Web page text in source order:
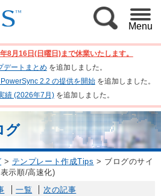
Menu
8月16日(日曜日)まで休業いたします。
デートまとめ を追加しました。
2.2 の提供を開始を追加しました。
績 (2026年7月)を追加しました。
グ
> テンプレート作成Tips > ブログのサイ
示順/高速化)
一覧 次の記事